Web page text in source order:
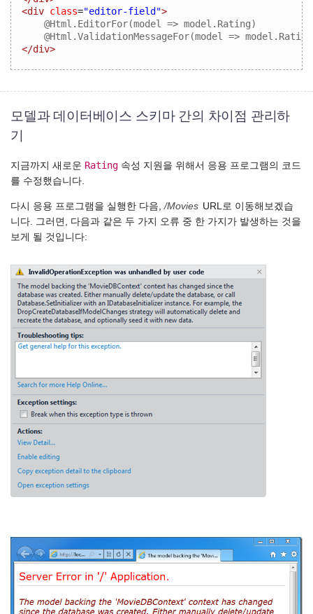
<div class="editor-field">
    @Html.EditorFor(model => model.Rating)
</div>
모델과 데이터베이스 스키마 간의 차이점 관리하
기
지금까지 새로운 Rating 속성 지원을 위해서 응용 프로그램의 코드
를 수정했습니다.
다시 응용 프로그램을 실행한 다음, /Movies URL로 이동해보겠습
니다. 그러면, 다음과 같은 두 가지 오류 중 한 가지가 발생하는 것을
보게 될 것입니다: